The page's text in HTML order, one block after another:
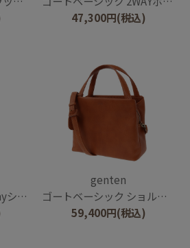
47,300円(税込)
ッグ
genten
ゴートベーシック ショルダーバッグ
59,400円(税込)